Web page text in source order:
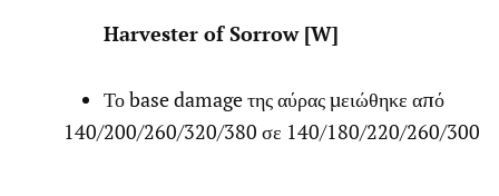
Harvester of Sorrow [W]
Το base damage της αύρας μειώθηκε από
140/200/260/320/380 σε 140/180/220/260/300